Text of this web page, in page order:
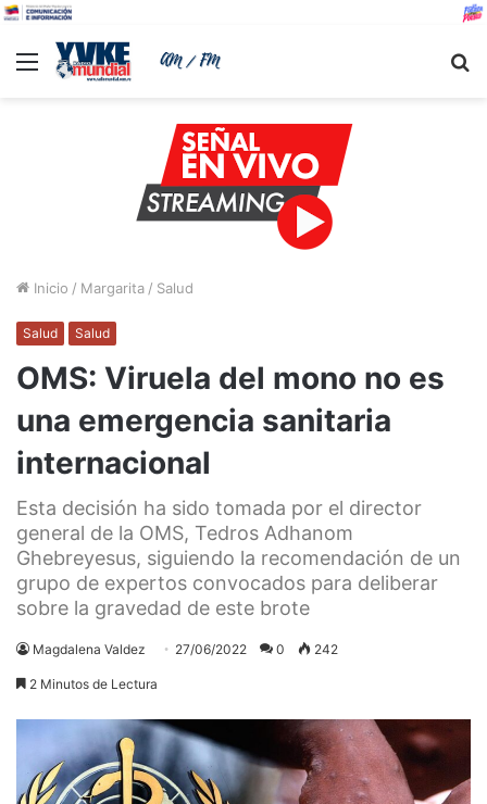
Menu
Inicio / Margarita / Salud
Salud Salud
OMS: Viruela del mono no es
una emergencia sanitaria
internacional
Esta decisión ha sido tomada por el director
general de la OMS, Tedros Adhanom
Ghebreyesus, siguiendo la recomendación de un
grupo de expertos convocados para deliberar
sobre la gravedad de este brote
Magdalena Valdez 27/06/2022 0 242
2 Minutos de Lectura